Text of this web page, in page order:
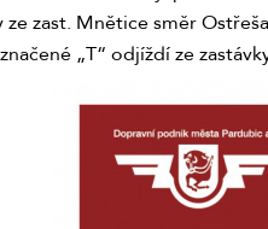
zast. Mnětice směr
„T“ odjíždí ze